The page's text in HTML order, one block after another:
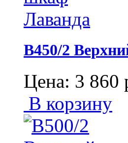
В450/2
Цена: 3 860
В корзину